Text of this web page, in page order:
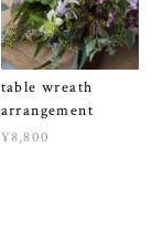
table wreath
arrangement
¥8,800